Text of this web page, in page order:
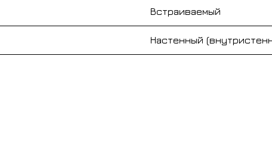
Встраиваемый
Настенный